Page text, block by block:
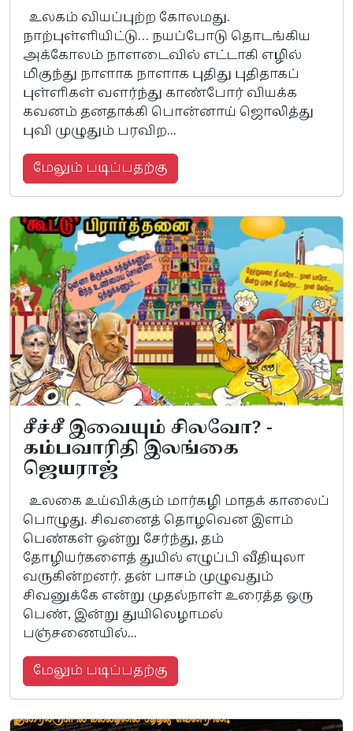
உலகம் வியப்புற்ற கோலமது.
நாற்புள்ளியிட்டு… நயப்போடு தொடங்கிய
அக்கோலம் நாளடைவில் எட்டாகி எழில்
மிகுந்து நாளாக நாளாக புதிது புதிதாகப்
புள்ளிகள் வளர்ந்து காண்போர் வியக்க
கவனம் தனதாக்கி பொன்னாய் ஜொலித்து
புவி முழுதும் பரவிற...
மேலும் படிப்பதற்கு
சீச்சீ இவையும் சிலவோ? -
கம்பவாரிதி இலங்கை
ஜெயராஜ்
உலகை உய்விக்கும் மார்கழி மாதக் காலைப்
பொழுது. சிவனைத் தொழவென இளம்
பெண்கள் ஒன்று சேர்ந்து, தம்
தோழியர்களைத் துயில் எழுப்பி வீதியுலா
வருகின்றனர். தன் பாசம் முழுவதும்
சிவனுக்கே என்று முதல்நாள் உரைத்த ஒரு
பெண், இன்று துயிலெழாமல்
பஞ்சணையில்...
மேலும் படிப்பதற்கு